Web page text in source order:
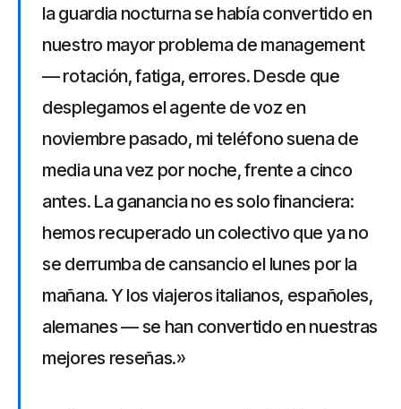
la guardia nocturna se había convertido en
nuestro mayor problema de management
— rotación, fatiga, errores. Desde que
desplegamos el agente de voz en
noviembre pasado, mi teléfono suena de
media una vez por noche, frente a cinco
antes. La ganancia no es solo financiera:
hemos recuperado un colectivo que ya no
se derrumba de cansancio el lunes por la
mañana. Y los viajeros italianos, españoles,
alemanes — se han convertido en nuestras
mejores reseñas.»